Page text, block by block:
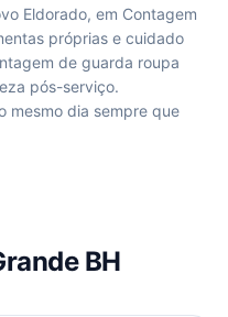
Eldorado, em Contagem
próprias e cuidado
de guarda roupa
pós-serviço.
mesmo dia sempre que
BH